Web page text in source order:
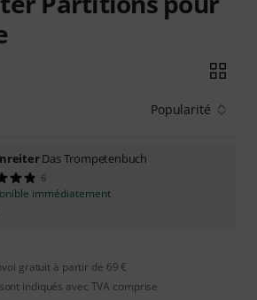
Popularité
Das Trompetenbuch
6
immédiatement
gratuit à partir de 69 €
indiqués avec TVA comprise